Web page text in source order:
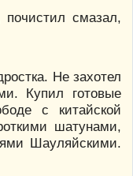
почистил смазал,
Не захотел
Купил готовые
с китайской
шатунами,
Шауляйскими.